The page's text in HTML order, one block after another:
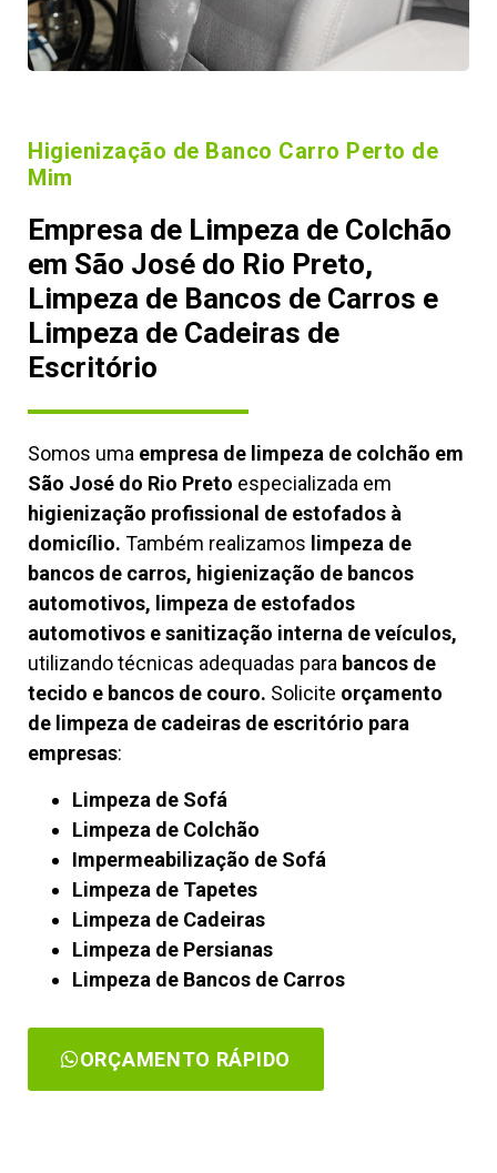
Higienização de Banco Carro Perto de
Mim
Empresa de Limpeza de Colchão
em São José do Rio Preto,
Limpeza de Bancos de Carros e
Limpeza de Cadeiras de
Escritório
Somos uma empresa de limpeza de colchão em
São José do Rio Preto especializada em
higienização profissional de estofados à
domicílio. Também realizamos limpeza de
bancos de carros, higienização de bancos
automotivos, limpeza de estofados
automotivos e sanitização interna de veículos,
utilizando técnicas adequadas para bancos de
tecido e bancos de couro. Solicite orçamento
de limpeza de cadeiras de escritório para
empresas:
Limpeza de Sofá
Limpeza de Colchão
Impermeabilização de Sofá
Limpeza de Tapetes
Limpeza de Cadeiras
Limpeza de Persianas
Limpeza de Bancos de Carros
ORÇAMENTO RÁPIDO